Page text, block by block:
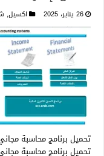
26 يناير، 2025 اكسيل,